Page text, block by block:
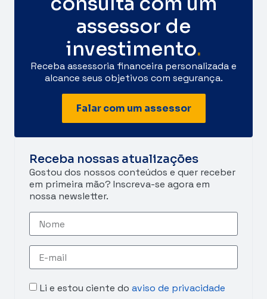
assessor de
investimento.
Receba assessoria financeira personalizada e
alcance seus objetivos com segurança.
Falar com um assessor
Receba nossas atualizações
Gostou dos nossos conteúdos e quer receber
em primeira mão? Inscreva-se agora em
nossa newsletter.
Li e estou ciente do aviso de privacidade